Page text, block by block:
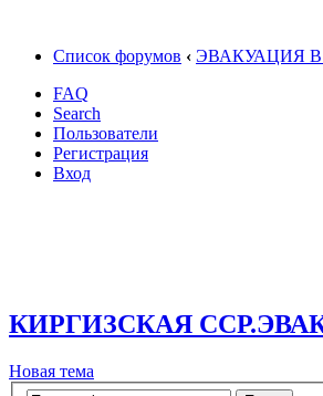
Список форумов ‹ ЭВАКУАЦИЯ
FAQ
Search
Пользователи
Регистрация
Вход
КИРГИЗСКАЯ
Новая тема